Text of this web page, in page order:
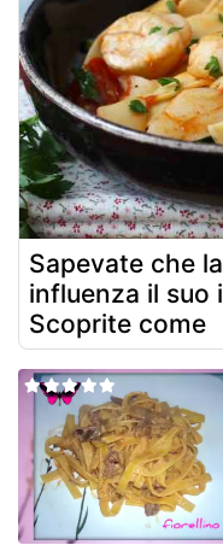
Sapevate che
influenza il suo
Scoprite come